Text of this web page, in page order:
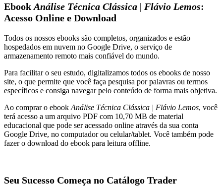
Ebook Análise Técnica Clássica | Flávio Lemos:
Acesso Online e Download
Todos os nossos ebooks são completos, organizados e estão
hospedados em nuvem no Google Drive, o serviço de
armazenamento remoto mais confiável do mundo.
Para facilitar o seu estudo, digitalizamos todos os ebooks de nosso
site, o que permite que você faça pesquisa por palavras ou termos
específicos e consiga navegar pelo conteúdo de forma mais objetiva.
Ao comprar o ebook Análise Técnica Clássica | Flávio Lemos, você
terá acesso a um arquivo PDF com 10,70 MB de material
educacional que pode ser acessado online através da sua conta
Google Drive, no computador ou celular/tablet. Você também pode
fazer o download do ebook para leitura offline.
Seu Sucesso Começa no Catálogo Trader